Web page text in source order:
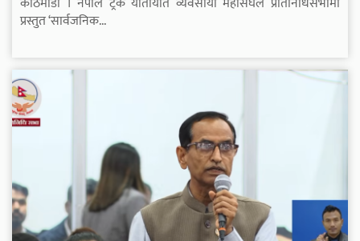
प्रस्तुत ‘सार्वजनिक...